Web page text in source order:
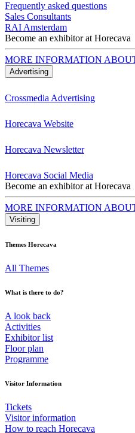
Frequently asked questions
Sales Consultants
RAI Amsterdam
Become an exhibitor at Horecava
MORE INFORMATION
Advertising
Crossmedia Advertising
Horecava Website
Horecava Newsletter
Horecava Social Media
Become an exhibitor at Horecava
MORE INFORMATION
Visiting
Themes Horecava
All Themes
What is there to do?
A look back
Activities
Exhibitor list
Floor plan
Programme
Visitor Information
Tickets
Visitor information
How to reach Horecava